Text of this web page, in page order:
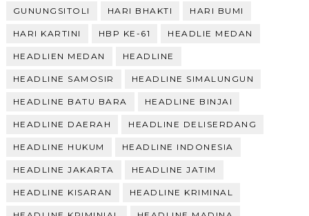
GUNUNGSITOLI HARI BHAKTI HARI BUMI
HARI KARTINI HBP KE-61 HEADLIE MEDAN
HEADLIEN MEDAN HEADLINE
HEADLINE SAMOSIR HEADLINE SIMALUNGUN
HEADLINE BATU BARA HEADLINE BINJAI
HEADLINE DAERAH HEADLINE DELISERDANG
HEADLINE HUKUM HEADLINE INDONESIA
HEADLINE JAKARTA HEADLINE JATIM
HEADLINE KISARAN HEADLINE KRIMINAL